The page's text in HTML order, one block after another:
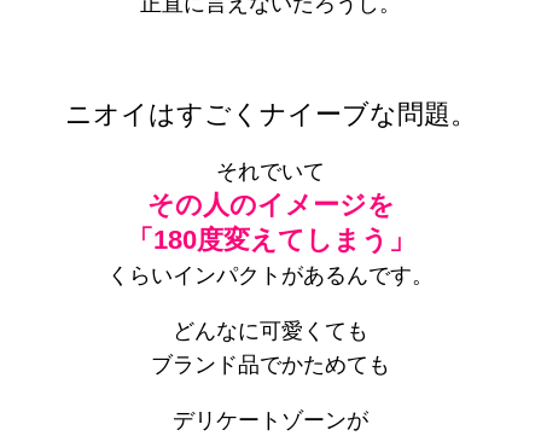
ニオイはすごくナイーブな問題。
それでいて
その人のイメージを
「180度変えてしまう」
くらいインパクトがあるんです。
どんなに可愛くても
ブランド品でかためても
デリケートゾーンが